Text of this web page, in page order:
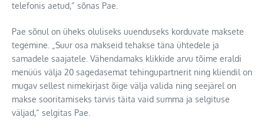
telefonis aetud,“ sõnas Pae.
Pae sõnul on üheks oluliseks uuenduseks korduvate maksete
tegemine. „Suur osa makseid tehakse täna ühtedele ja
samadele saajatele. Vähendamaks klikkide arvu tõime eraldi
menüüs välja 20 sagedasemat tehingupartnerit ning kliendil on
mugav sellest nimekirjast õige välja valida ning seejärel on
makse sooritamiseks tarvis täita vaid summa ja selgituse
väljad,“ selgitas Pae.